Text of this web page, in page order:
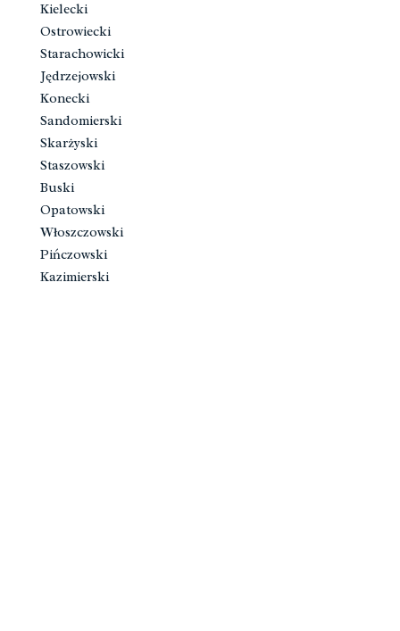
Kielecki
Ostrowiecki
Starachowicki
Jędrzejowski
Konecki
Sandomierski
Skarżyski
Staszowski
Buski
Opatowski
Włoszczowski
Pińczowski
Kazimierski